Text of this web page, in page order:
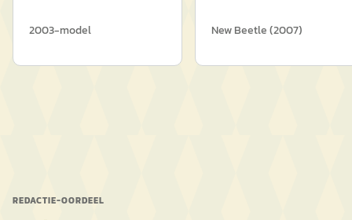
2003-model New Beetle(2007)
REDACTIE-OORDEEL